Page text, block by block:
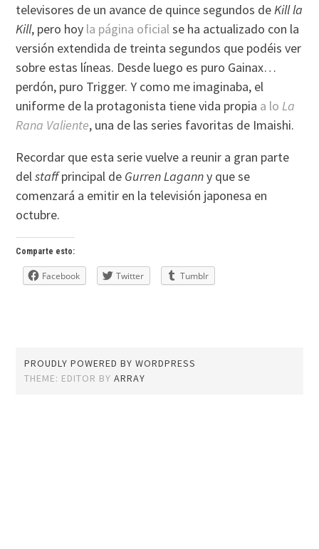
televisores de un avance de quince segundos deKill la
Kill, pero hoy la página oficialse ha actualizado con la
versión extendida de treinta segundos que podéis ver
sobre estas líneas. Desde luego es puro Gainax…
perdón, puro Trigger. Y como me imaginaba, el
uniforme de la protagonista tiene vida propia a loLa
Rana Valiente, una de las series favoritas de Imaishi.
Recordar que esta serie vuelve a reunir a gran parte
delstaffprincipal de Gurren Laganny que se
comenzará a emitir en la televisión japonesa en
octubre.
Comparte esto:
Facebook Twitter Tumblr
PROUDLY POWERED BY WORDPRESS
THEME: EDITOR BYARRAY